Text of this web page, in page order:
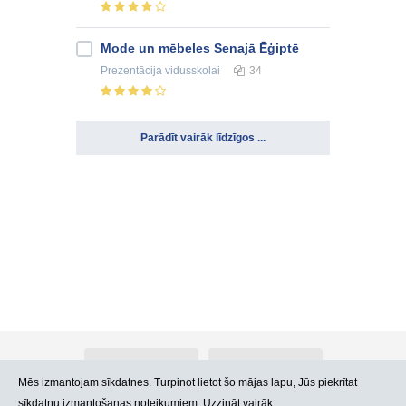
Mode un mēbeles Senajā Ēģiptē
Prezentācija vidusskolai 34
Parādīt vairāk līdzīgos ...
Mēs izmantojam sīkdatnes. Turpinot lietot šo mājas lapu, Jūs piekrītat
sīkdatņu izmantošanas noteikumiem. Uzzināt vairāk.